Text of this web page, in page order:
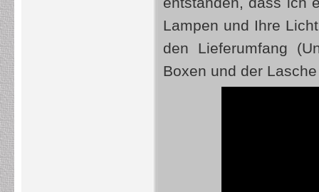
Lampen und Ihre
den Lieferumfang
Boxen und der